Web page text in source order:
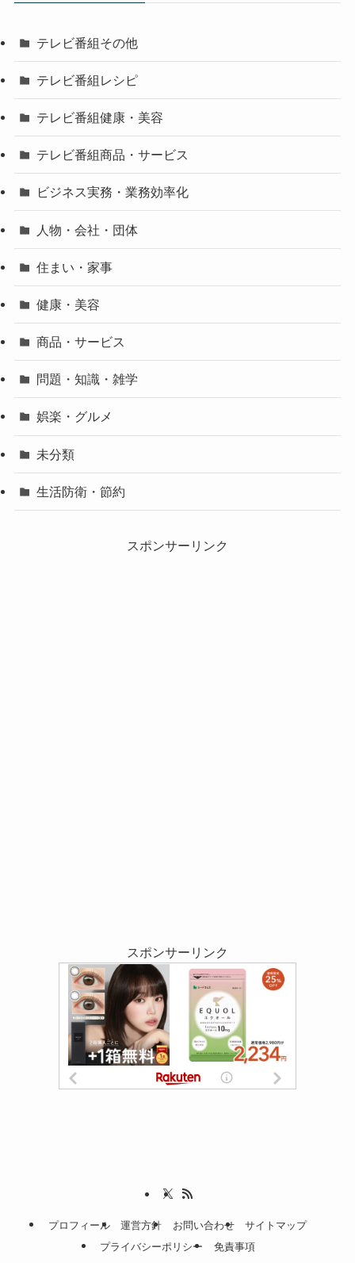
テレビ番組その他
テレビ番組レシピ
テレビ番組健康・美容
テレビ番組商品・サービス
ビジネス実務・業務効率化
人物・会社・団体
住まい・家事
健康・美容
商品・サービス
問題・知識・雑学
娯楽・グルメ
未分類
生活防衛・節約
スポンサーリンク
スポンサーリンク
プロフィール 運営方針 お問い合わせ
サイトマップ
プライバシーポリシー
免責事項